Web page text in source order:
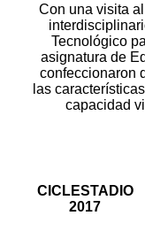
Con una visita
Tecnológico
asignatura de
confeccionaron
las
capacidad
CICLESTADIO
2017